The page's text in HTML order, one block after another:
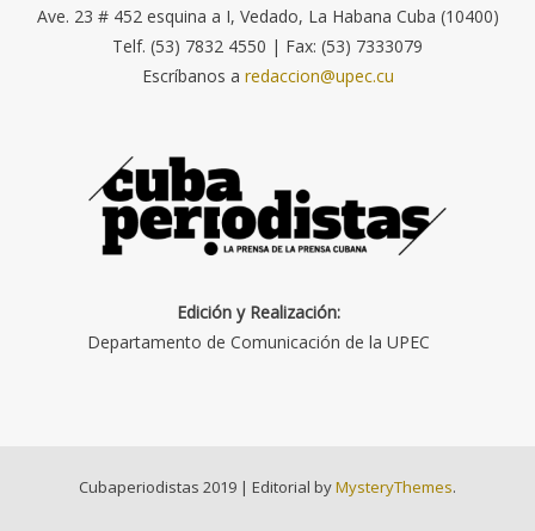
Ave. 23 # 452 esquina a I, Vedado, La Habana Cuba (10400)
Telf. (53) 7832 4550 | Fax: (53) 7333079
Escríbanos a redaccion@upec.cu
Edición y Realización:
Departamento de Comunicación de la UPEC
Cubaperiodistas 2019 | Editorial byMysteryThemes.